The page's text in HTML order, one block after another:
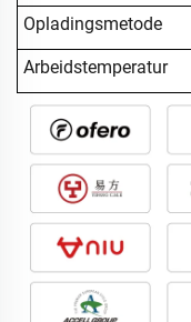
Opladingsmetode
Arbeidstemperatur